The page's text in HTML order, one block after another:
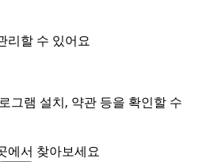
리할 수 있어요
그램 설치, 약관 등을 확인할 수
에서 찾아보세요